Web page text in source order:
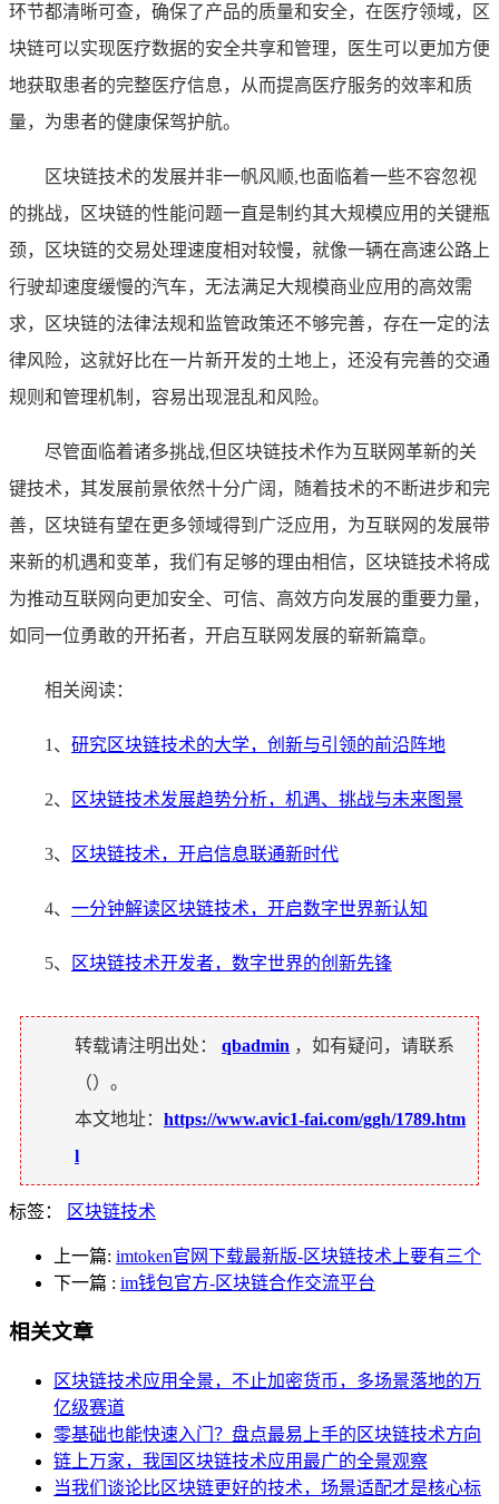
环节都清晰可查，确保了产品的质量和安全，在医疗领域，区
块链可以实现医疗数据的安全共享和管理，医生可以更加方便
地获取患者的完整医疗信息，从而提高医疗服务的效率和质
量，为患者的健康保驾护航。
区块链技术的发展并非一帆风顺,也面临着一些不容忽视
的挑战，区块链的性能问题一直是制约其大规模应用的关键瓶
颈，区块链的交易处理速度相对较慢，就像一辆在高速公路上
行驶却速度缓慢的汽车，无法满足大规模商业应用的高效需
求，区块链的法律法规和监管政策还不够完善，存在一定的法
律风险，这就好比在一片新开发的土地上，还没有完善的交通
规则和管理机制，容易出现混乱和风险。
尽管面临着诸多挑战,但区块链技术作为互联网革新的关
键技术，其发展前景依然十分广阔，随着技术的不断进步和完
善，区块链有望在更多领域得到广泛应用，为互联网的发展带
来新的机遇和变革，我们有足够的理由相信，区块链技术将成
为推动互联网向更加安全、可信、高效方向发展的重要力量，
如同一位勇敢的开拓者，开启互联网发展的崭新篇章。
相关阅读：
1、 研究区块链技术的大学，创新与引领的前沿阵地
2、 区块链技术发展趋势分析，机遇、挑战与未来图景
3、 区块链技术，开启信息联通新时代
4、 一分钟解读区块链技术，开启数字世界新认知
5、 区块链技术开发者，数字世界的创新先锋
转载请注明出处： qbadmin ，如有疑问，请联系
（）。
本文地址： https://www.avic1-fai.com/ggh/1789.htm
l
标签： 区块链技术
上一篇: imtoken官网下载最新版-区块链技术上要有三个
下一篇 : im钱包官方-区块链合作交流平台
相关文章
区块链技术应用全景，不止加密货币，多场景落地的万
亿级赛道
零基础也能快速入门？盘点最易上手的区块链技术方向
链上万家，我国区块链技术应用最广的全景观察
当我们谈论比区块链更好的技术，场景适配才是核心标